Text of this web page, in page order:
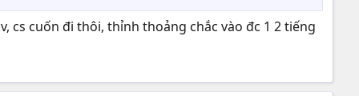
cs cuốn đi thôi, thỉnh thoảng chắc vào đc 1 2 tiếng